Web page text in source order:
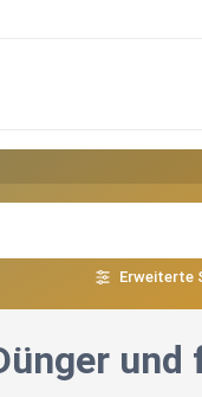
Erweiterte